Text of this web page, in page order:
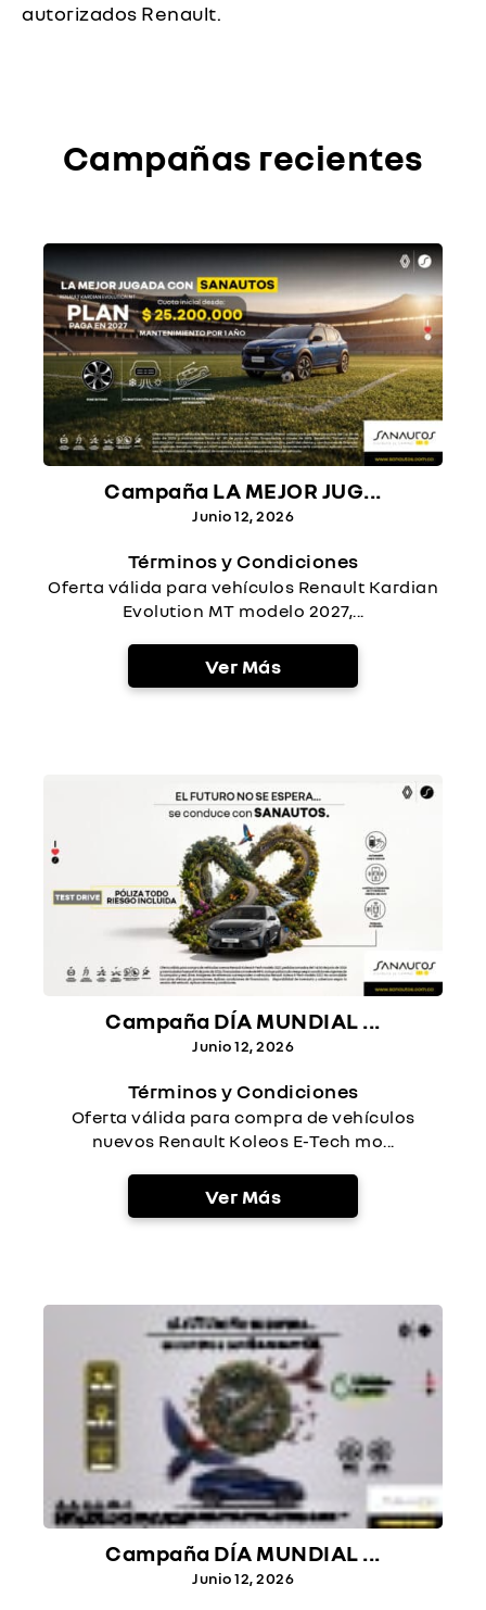
autorizados Renault.
Campañas recientes
Campaña LA MEJOR JUG...
Junio 12, 2026
Términos y Condiciones
Oferta válida para vehículos Renault Kardian
Evolution MT modelo 2027,...
Ver Más
Campaña DÍA MUNDIAL ...
Junio 12, 2026
Términos y Condiciones
Oferta válida para compra de vehículos
nuevos Renault Koleos E-Tech mo...
Ver Más
Campaña DÍA MUNDIAL ...
Junio 12, 2026